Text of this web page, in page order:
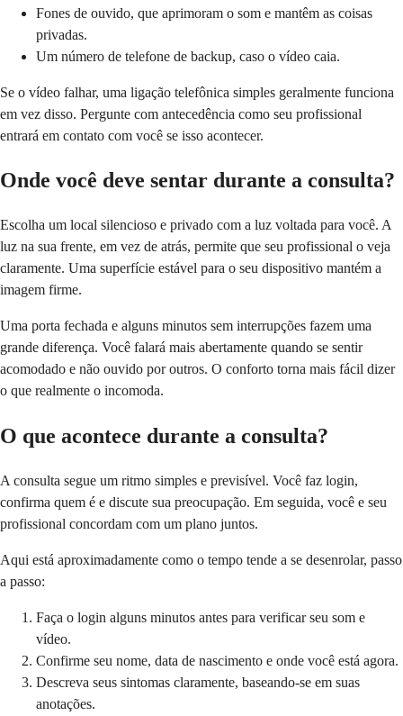
Fones de ouvido, que aprimoram o som e mantêm as coisas
privadas.
Um número de telefone de backup, caso o vídeo caia.
Se o vídeo falhar, uma ligação telefônica simples geralmente funciona
em vez disso. Pergunte com antecedência como seu profissional
entrará em contato com você se isso acontecer.
Onde você deve sentar durante a consulta?
Escolha um local silencioso e privado com a luz voltada para você. A
luz na sua frente, em vez de atrás, permite que seu profissional o veja
claramente. Uma superfície estável para o seu dispositivo mantém a
imagem firme.
Uma porta fechada e alguns minutos sem interrupções fazem uma
grande diferença. Você falará mais abertamente quando se sentir
acomodado e não ouvido por outros. O conforto torna mais fácil dizer
o que realmente o incomoda.
O que acontece durante a consulta?
A consulta segue um ritmo simples e previsível. Você faz login,
confirma quem é e discute sua preocupação. Em seguida, você e seu
profissional concordam com um plano juntos.
Aqui está aproximadamente como o tempo tende a se desenrolar, passo
a passo:
Faça o login alguns minutos antes para verificar seu som e
vídeo.
Confirme seu nome, data de nascimento e onde você está agora.
Descreva seus sintomas claramente, baseando-se em suas
anotações.